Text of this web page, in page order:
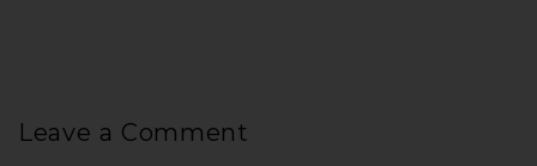
Leave a Comment